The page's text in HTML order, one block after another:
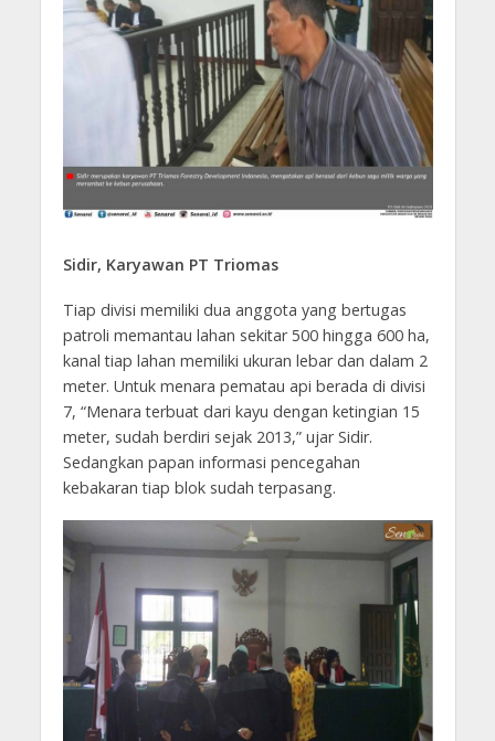
Sidir, Karyawan PT Triomas
Tiap divisi memiliki dua anggota yang bertugas
patroli memantau lahan sekitar 500 hingga 600 ha,
kanal tiap lahan memiliki ukuran lebar dan dalam 2
meter. Untuk menara pematau api berada di divisi
7, “Menara terbuat dari kayu dengan ketingian 15
meter, sudah berdiri sejak 2013,” ujar Sidir.
Sedangkan papan informasi pencegahan
kebakaran tiap blok sudah terpasang.